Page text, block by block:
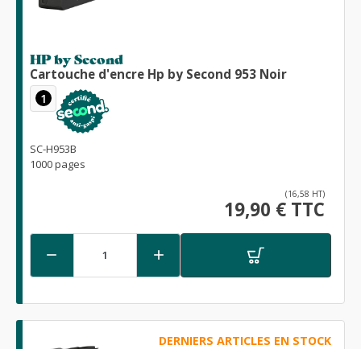
HP by Second
Cartouche d'encre Hp by Second 953 Noir
1
SC-H953B
1000 pages
(16,58 HT)
19,90 € TTC
 
DERNIERS ARTICLES EN STOCK